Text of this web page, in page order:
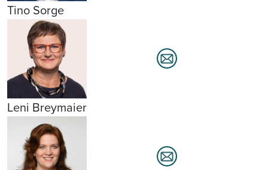
Tino Sorge
Leni Breymaier